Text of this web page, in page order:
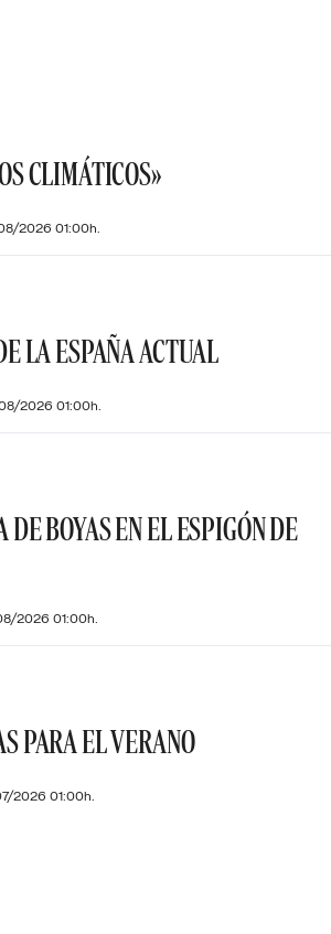
CLIMÁTICOS»
2026 01:00h.
LA ESPAÑA ACTUAL
2026 01:00h.
DE BOYAS EN EL ESPIGÓN DE
2026 01:00h.
PARA EL VERANO
2026 01:00h.